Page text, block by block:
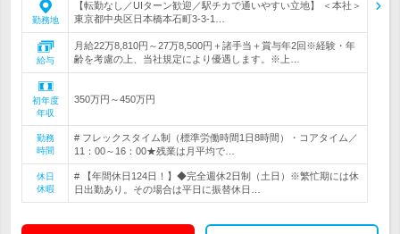
勤務地
【転勤なし／UIターン歓迎／駅チカで通いやすい立地】 ＜本社＞
東京都中央区日本橋本石町3-3-1…
給与
月給22万8,810円～27万8,500円＋諸手当＋賞与年2回※経験・年
齢を考慮の上、当社規定により優遇します。※上…
初年度
年収
350万円～450万円
勤務
時間
# フレックスタイム制（標準労働時間1日8時間）・コアタイム／
11：00～16：00★残業は月平均で…
休日
休暇
# 【年間休日124日！】◆完全週休2日制（土日）※繁忙期には休
日出勤あり。その場合は平日に振替休日…